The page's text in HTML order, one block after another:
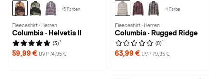
+5 Farben
Fleeceshirt · Herren
Columbia · Helvetia II
(3) 1
59,99 € UVP 74,95 €
+1 Farbe
Fleeceshirt · Herren
Columbia · Rugged Ridge
(0) 1
63,99 € UVP 79,95 €